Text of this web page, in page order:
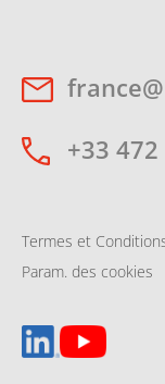
+33
Termes et
Param. des cookies